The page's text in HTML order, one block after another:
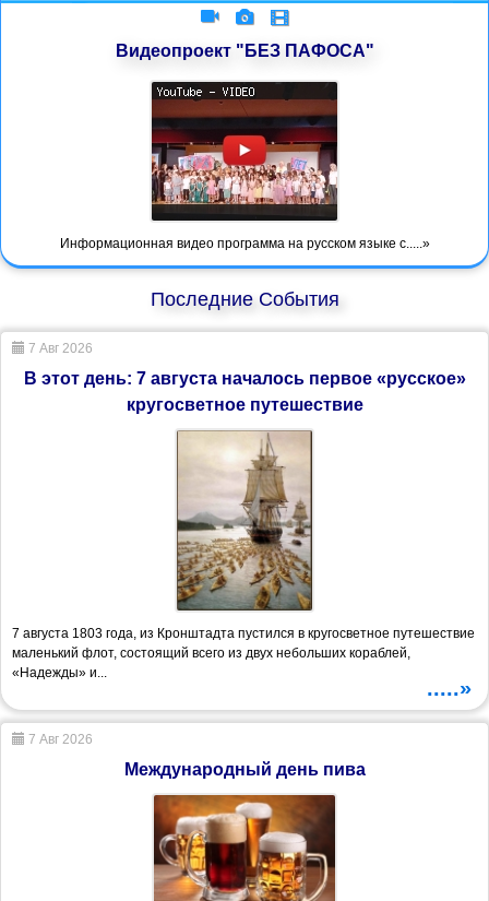
Видеопроект "БЕЗ ПАФОСА"
Информационная видео программа на русском языке с.....»
Последние События
7 Авг 2026
В этот день: 7 августа началось первое «русское»
кругосветное путешествие
7 августа 1803 года, из Кронштадта пустился в кругосветное путешествие
маленький флот, состоящий всего из двух небольших кораблей,
«Надежды» и...
.....»
7 Авг 2026
Международный день пива